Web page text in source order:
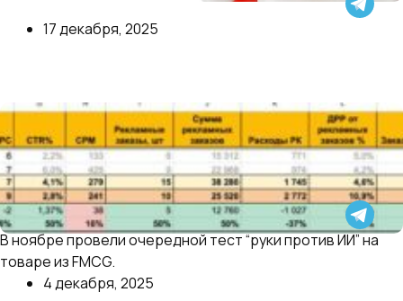
WildBerries отличился и сделал клевый адвент
календарь. Есть ли олды тут?
17 декабря, 2025
Кейс: тест “человек vs ИИ” в продвижении на WB
В ноябре провели очередной тест “руки против ИИ” на
товаре из FMCG.
4 декабря, 2025